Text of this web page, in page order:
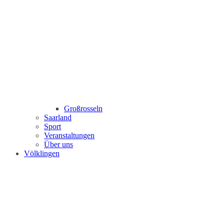
Großrosseln
Saarland
Sport
Veranstaltungen
Über uns
Völklingen